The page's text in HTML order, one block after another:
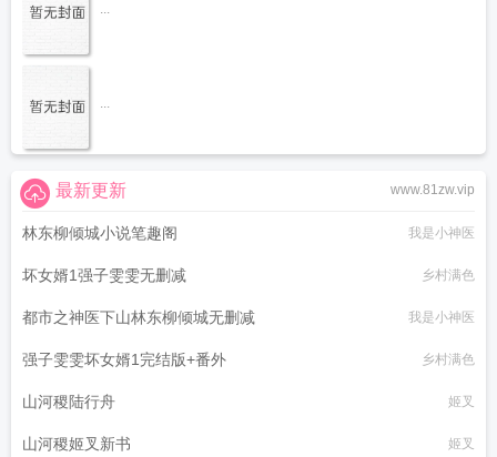
...
...
www.81zw.vip
最新更新
林东柳倾城小说笔趣阁 我是小神医
坏女婿1强子雯雯无删减 乡村满色
都市之神医下山林东柳倾城无删减 我是小神医
强子雯雯坏女婿1完结版+番外 乡村满色
山河稷陆行舟 姬叉
山河稷姬叉新书 姬叉